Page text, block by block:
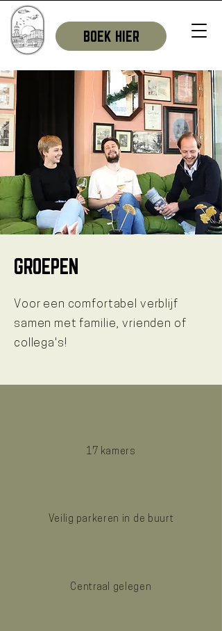
BOEK HIER
GROEPEN
Voor een comfortabel verblijf
samen met familie, vrienden of
collega's!
17 kamers
Veilig parkeren in de buurt
Centraal gelegen